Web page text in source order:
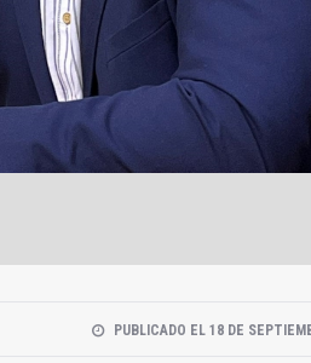
PUBLICADO EL 18 DE